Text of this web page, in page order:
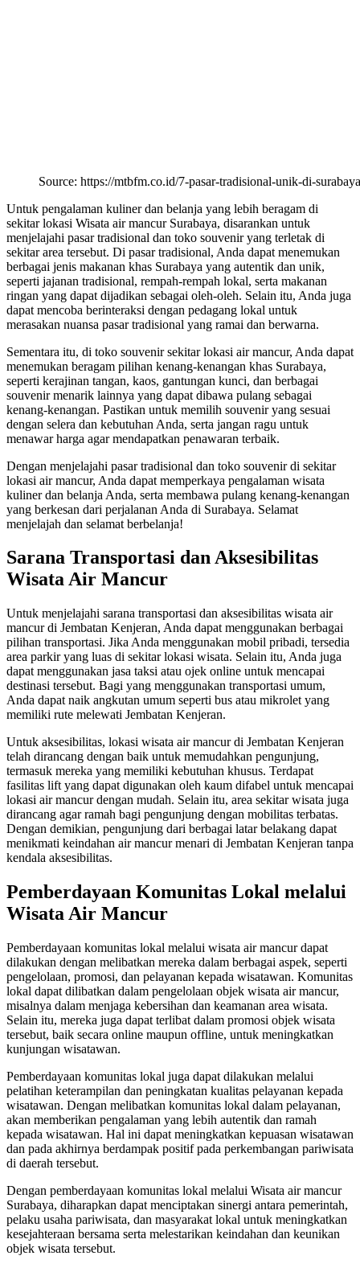
Source: https://mtbfm.co.id/7-pasar-tradisional-unik-di-
Untuk pengalaman kuliner dan belanja yang lebih beragam di
sekitar lokasi Wisata air mancur Surabaya, disarankan untuk
menjelajahi pasar tradisional dan toko souvenir yang terletak di
sekitar area tersebut. Di pasar tradisional, Anda dapat menemukan
berbagai jenis makanan khas Surabaya yang autentik dan unik,
seperti jajanan tradisional, rempah-rempah lokal, serta makanan
ringan yang dapat dijadikan sebagai oleh-oleh. Selain itu, Anda juga
dapat mencoba berinteraksi dengan pedagang lokal untuk
merasakan nuansa pasar tradisional yang ramai dan berwarna.
Sementara itu, di toko souvenir sekitar lokasi air mancur, Anda dapat
menemukan beragam pilihan kenang-kenangan khas Surabaya,
seperti kerajinan tangan, kaos, gantungan kunci, dan berbagai
souvenir menarik lainnya yang dapat dibawa pulang sebagai
kenang-kenangan. Pastikan untuk memilih souvenir yang sesuai
dengan selera dan kebutuhan Anda, serta jangan ragu untuk
menawar harga agar mendapatkan penawaran terbaik.
Dengan menjelajahi pasar tradisional dan toko souvenir di sekitar
lokasi air mancur, Anda dapat memperkaya pengalaman wisata
kuliner dan belanja Anda, serta membawa pulang kenang-kenangan
yang berkesan dari perjalanan Anda di Surabaya. Selamat
menjelajah dan selamat berbelanja!
Sarana Transportasi dan Aksesibilitas
Wisata Air Mancur
Untuk menjelajahi sarana transportasi dan aksesibilitas wisata air
mancur di Jembatan Kenjeran, Anda dapat menggunakan berbagai
pilihan transportasi. Jika Anda menggunakan mobil pribadi, tersedia
area parkir yang luas di sekitar lokasi wisata. Selain itu, Anda juga
dapat menggunakan jasa taksi atau ojek online untuk mencapai
destinasi tersebut. Bagi yang menggunakan transportasi umum,
Anda dapat naik angkutan umum seperti bus atau mikrolet yang
memiliki rute melewati Jembatan Kenjeran.
Untuk aksesibilitas, lokasi wisata air mancur di Jembatan Kenjeran
telah dirancang dengan baik untuk memudahkan pengunjung,
termasuk mereka yang memiliki kebutuhan khusus. Terdapat
fasilitas lift yang dapat digunakan oleh kaum difabel untuk mencapai
lokasi air mancur dengan mudah. Selain itu, area sekitar wisata juga
dirancang agar ramah bagi pengunjung dengan mobilitas terbatas.
Dengan demikian, pengunjung dari berbagai latar belakang dapat
menikmati keindahan air mancur menari di Jembatan Kenjeran tanpa
kendala aksesibilitas.
Pemberdayaan Komunitas Lokal melalui
Wisata Air Mancur
Pemberdayaan komunitas lokal melalui wisata air mancur dapat
dilakukan dengan melibatkan mereka dalam berbagai aspek, seperti
pengelolaan, promosi, dan pelayanan kepada wisatawan. Komunitas
lokal dapat dilibatkan dalam pengelolaan objek wisata air mancur,
misalnya dalam menjaga kebersihan dan keamanan area wisata.
Selain itu, mereka juga dapat terlibat dalam promosi objek wisata
tersebut, baik secara online maupun offline, untuk meningkatkan
kunjungan wisatawan.
Pemberdayaan komunitas lokal juga dapat dilakukan melalui
pelatihan keterampilan dan peningkatan kualitas pelayanan kepada
wisatawan. Dengan melibatkan komunitas lokal dalam pelayanan,
akan memberikan pengalaman yang lebih autentik dan ramah
kepada wisatawan. Hal ini dapat meningkatkan kepuasan wisatawan
dan pada akhirnya berdampak positif pada perkembangan pariwisata
di daerah tersebut.
Dengan pemberdayaan komunitas lokal melalui Wisata air mancur
Surabaya, diharapkan dapat menciptakan sinergi antara pemerintah,
pelaku usaha pariwisata, dan masyarakat lokal untuk meningkatkan
kesejahteraan bersama serta melestarikan keindahan dan keunikan
objek wisata tersebut.